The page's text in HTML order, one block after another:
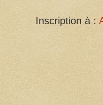
Inscription à :